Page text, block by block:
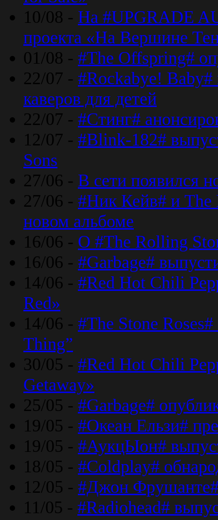
10/08 - На #UPGRADE
проекта «На Вершине
01/08 - #The Offspring#
22/07 - #Rockabye!
каверов для детей
22/07 - #Стинг#
12/07 - #Blink-182#
Sons
27/06 - В сети появился
27/06 - #Ник Кейв# и The
новом альбоме
16/06 - О #The Rolling
16/06 - #Garbage#
14/06 - #Red Hot Chili
Red»
14/06 - #The Stone
Thing”
30/05 - #Red Hot Chili
Getaway»
25/05 - #Garbage#
19/05 - #Океан Ельзи#
19/05 - #АукцЫон#
18/05 - #Coldplay#
12/05 - #Джон
11/05 - #Radiohead#